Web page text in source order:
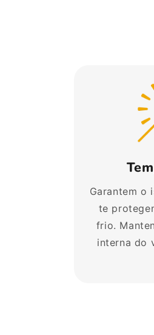
Garantem o
te
frio.
interna do